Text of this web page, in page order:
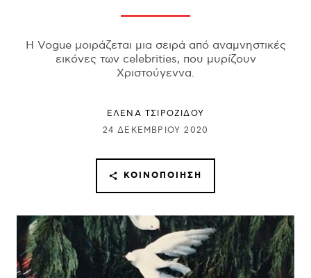
Η Vogue μοιράζεται μια σειρά από αναμνηστικές
εικόνες των celebrities, που μυρίζουν
Χριστούγεννα.
ΈΛΕΝΑ ΤΣΙΡΟΖΊΔΟΥ
24 ΔΕΚΕΜΒΡΊΟΥ 2020
ΚΟΙΝΟΠΟΊΗΣΗ